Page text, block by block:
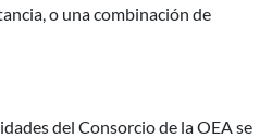
o una combinación de
del Consorcio de la OEA se